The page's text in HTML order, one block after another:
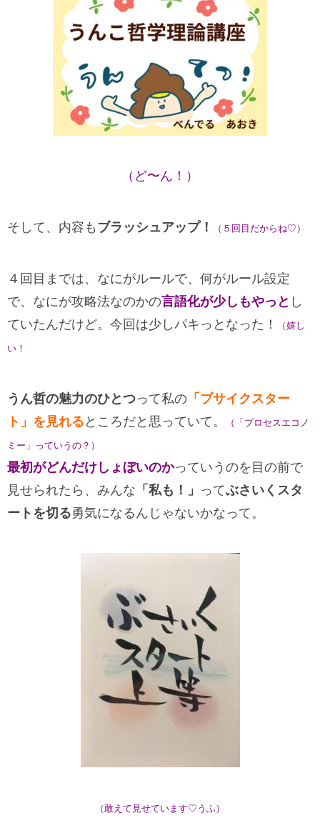
（ど〜ん！）
そして、内容も ブラッシュアップ！ （５回目だからね♡）
４回目までは、なにがルールで、何がルール設定
で、なにが攻略法なのかの言語化が少しもやっと し
ていたんだけど。今回は少しパキっとなった！
（嬉し
い！
うん哲の魅力のひとつって私の 「ブサイクスター
ト」を見れる ところだと思っていて。 （「プロセスエコノ
ミー」っていうの？）
最初がどんだけしょぼいのかっていうのを目の前で
見せられたら、みんな 「私も！」 ってぶさいくスタ
ートを切る勇気になるんじゃないかなって。
（敢えて見せています♡うふ）